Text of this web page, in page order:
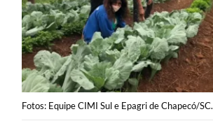
Fotos: Equipe CIMI Sul e Epagri de Chapecó/SC.